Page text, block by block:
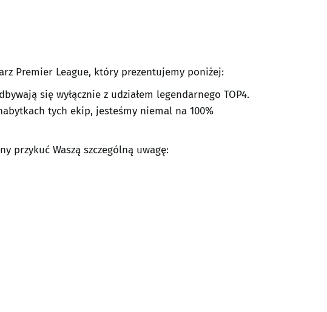
Premier League, który prezentujemy poniżej:
się wyłącznie z udziałem legendarnego TOP4.
tych ekip, jesteśmy niemal na 100%
przykuć Waszą szczególną uwagę: